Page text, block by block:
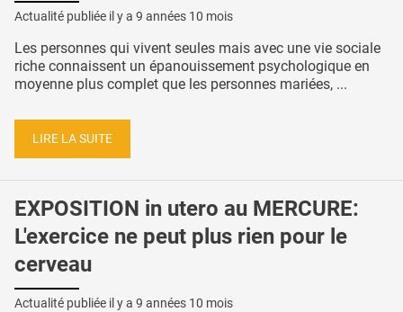
Actualité publiée il y a 9 années 10 mois
Les personnes qui vivent seules mais avec une vie sociale
riche connaissent un épanouissement psychologique en
moyenne plus complet que les personnes mariées, ...
LIRE LA SUITE
EXPOSITION in utero au MERCURE:
L'exercice ne peut plus rien pour le
cerveau
Actualité publiée il y a 9 années 10 mois